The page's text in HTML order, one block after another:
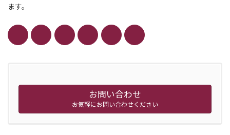
ます。
お問い合わせ
お気軽にお問い合わせください